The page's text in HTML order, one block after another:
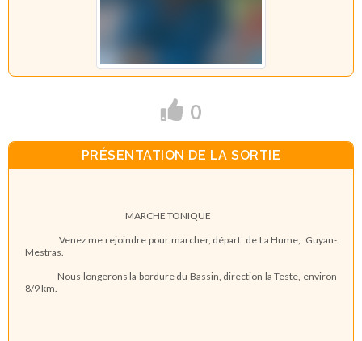
0
PRÉSENTATION DE LA SORTIE
MARCHE TONIQUE
Venez me rejoindre pour marcher, départ de La Hume, Guyan-
Mestras.
Nous longerons la bordure du Bassin, direction la Teste, environ
8/9 km.